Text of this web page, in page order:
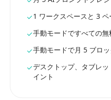
1 ワークスペースと 3 ペ
手動モードですべての
手動モードで月 5 ブロ
デスクトップ、タブレ
イント